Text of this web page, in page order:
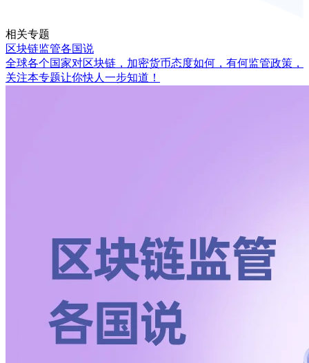
相关专题
区块链监管各国说
全球各个国家对区块链，加密货币态度如何，有何监管政策，
关注本专题让你快人一步知道！